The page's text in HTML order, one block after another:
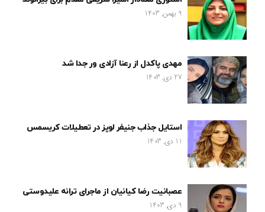
9 بهمن, 1403
مهدی پاکدل از رعنا آزادی ور جدا شد
27 دی, 1403
استایل جذاب جنیفر لوپز در تعطیلات کریسمس
11 دی, 1403
عصبانیت رضا کیانیان از ماجرای ترانه علیدوستی
9 دی, 1403